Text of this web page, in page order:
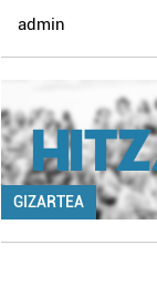
admin
GIZARTEA